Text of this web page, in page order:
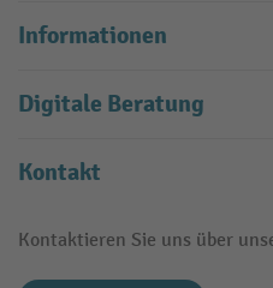
Informationen
Digitale Beratung
Kontakt
Kontaktieren Sie uns über